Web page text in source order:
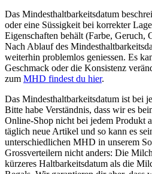
Das Mindesthaltbarkeitsdatum
oder eine Süssigkeit bei korrekter
Eigenschaften behält (Farbe, Geruch,
Nach Ablauf des
weiterhin problemlos geniessen. Es
Geschmack oder die Konsistenz
zum MHD findest du hier.
Das Mindesthaltbarkeitsdatum ist bei
Bitte habe Verständnis, dass wir es
Online-Shop nicht bei jedem Produkt
täglich neue Artikel und so kann es
unterschiedlichen MHD in unserem
Grossverteilern nicht anders: Die
kürzeres Haltbarkeitsdatum als die